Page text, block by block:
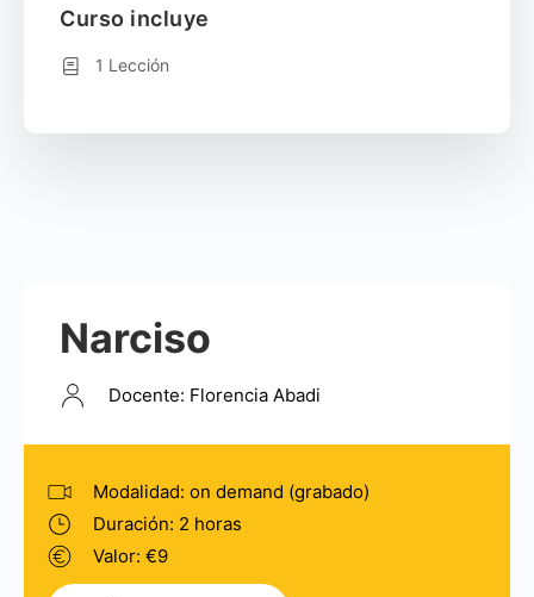
Narciso
Docente: Florencia Abadi
Modalidad: on demand (grabado)
Duración: 2 horas
Valor: €9
Curso incluye
1 Lección